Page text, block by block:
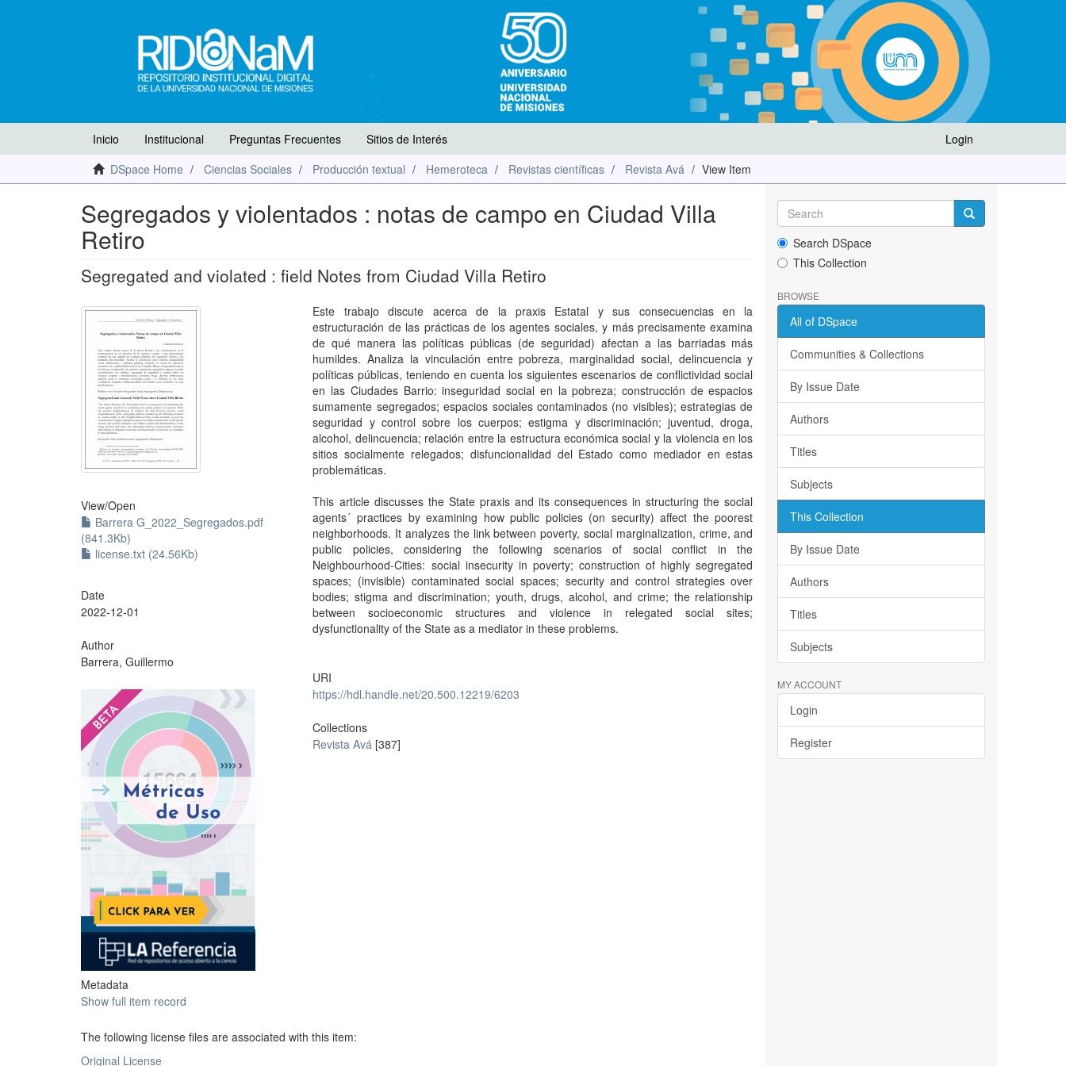
Login
Inicio Institucional Preguntas Frecuentes
Sitios de Interés
DSpace Home
Ciencias Sociales Producción textual Hemeroteca Revistas científicas Revista Avá View Item
Segregados y violentados : notas de campo en Ciudad Villa
Retiro
Segregated and violated : field Notes from Ciudad Villa Retiro
View/Open
Barrera G_2022_Segregados.pdf
(841.3Kb)
license.txt (24.56Kb)
Date
2022-12-01
Author
Barrera, Guillermo
?
Metadata
Show full item record
Este trabajo discute acerca de la praxis Estatal y sus consecuencias en la
estructuración de las prácticas de los agentes sociales, y más precisamente examina
de qué manera las políticas públicas (de seguridad) afectan a las barriadas más
humildes. Analiza la vinculación entre pobreza, marginalidad social, delincuencia y
políticas públicas, teniendo en cuenta los siguientes escenarios de conflictividad social
en las Ciudades Barrio: inseguridad social en la pobreza; construcción de espacios
sumamente segregados; espacios sociales contaminados (no visibles); estrategias de
seguridad y control sobre los cuerpos; estigma y discriminación; juventud, droga,
alcohol, delincuencia; relación entre la estructura económica social y la violencia en los
sitios socialmente relegados; disfuncionalidad del Estado como mediador en estas
problemáticas.
This article discusses the State praxis and its consequences in structuring the social
agents´ practices by examining how public policies (on security) affect the poorest
neighborhoods. It analyzes the link between poverty, social marginalization, crime, and
public policies, considering the following scenarios of social conflict in the
Neighbourhood-Cities: social insecurity in poverty; construction of highly segregated
spaces; (invisible) contaminated social spaces; security and control strategies over
bodies; stigma and discrimination; youth, drugs, alcohol, and crime; the relationship
between socioeconomic structures and violence in relegated social sites;
dysfunctionality of the State as a mediator in these problems.
URI
https://hdl.handle.net/20.500.12219/6203
Collections
Revista Avá [387]
The following license files are associated with this item:
Original License
Search DSpace
This Collection
BROWSE
All of DSpace
Communities & Collections
By Issue Date
Authors
Titles
Subjects
This Collection
By Issue Date
Authors
Titles
Subjects
MY ACCOUNT
Login
Register